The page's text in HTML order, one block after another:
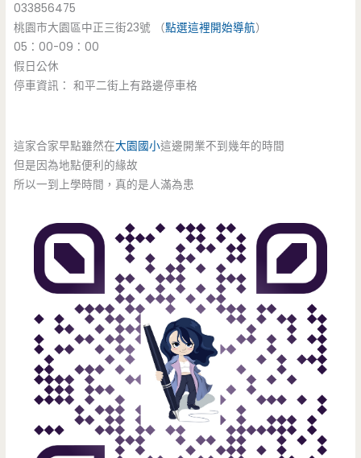
033856475
桃園市大園區中正三街23號 （點選這裡開始導航）
05：00-09：00
假日公休
停車資訊： 和平二街上有路邊停車格
這家合家早點雖然在大園國小這邊開業不到幾年的時間
但是因為地點便利的緣故
所以一到上學時間，真的是人滿為患